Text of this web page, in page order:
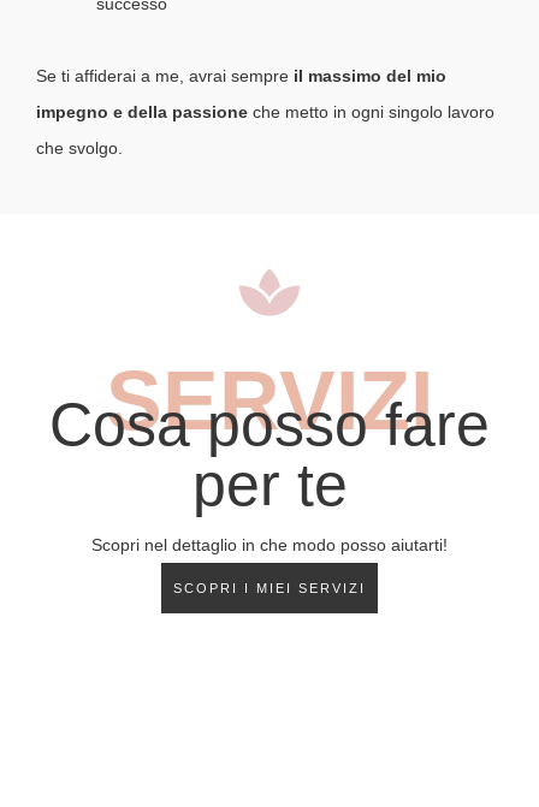
successo
Se ti affiderai a me, avrai sempre il massimo del mio
impegno e della passione che metto in ogni singolo lavoro
che svolgo.
SERVIZI
Cosa posso fare
per te
Scopri nel dettaglio in che modo posso aiutarti!
SCOPRI I MIEI SERVIZI